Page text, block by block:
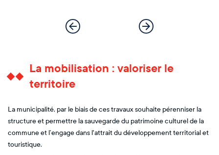
La mobilisation : valoriser le
territoire
La municipalité, par le biais de ces travaux souhaite pérenniser la
structure et permettre la sauvegarde du patrimoine culturel de la
commune et l’engage dans l'attrait du développement territorial et
touristique.